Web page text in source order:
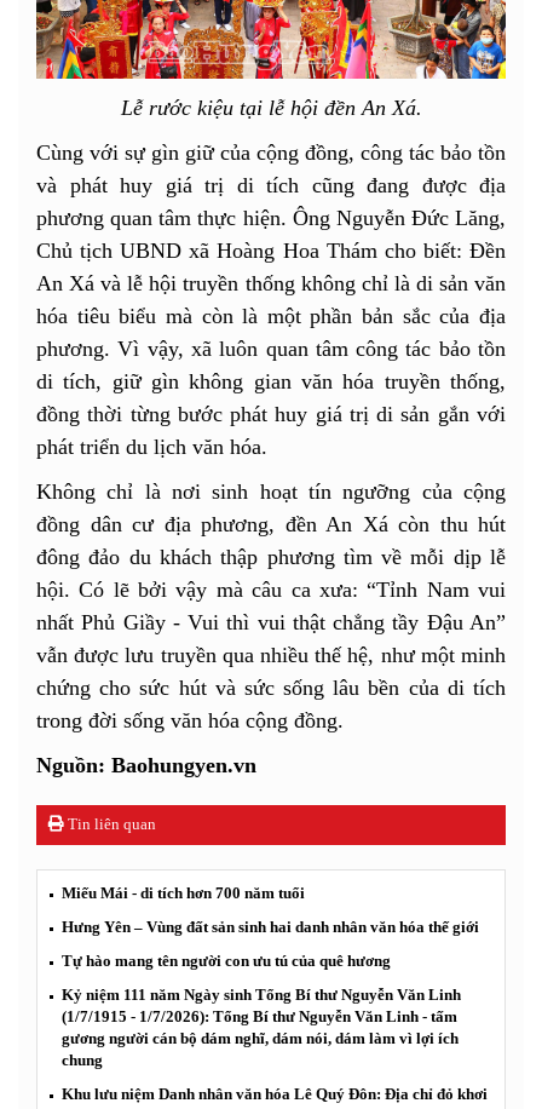
Lễ rước kiệu tại lễ hội đền An Xá.
Cùng với sự gìn giữ của cộng đồng, công tác bảo tồn
và phát huy giá trị di tích cũng đang được địa
phương quan tâm thực hiện. Ông Nguyễn Đức Lăng,
Chủ tịch UBND xã Hoàng Hoa Thám cho biết: Đền
An Xá và lễ hội truyền thống không chỉ là di sản văn
hóa tiêu biểu mà còn là một phần bản sắc của địa
phương. Vì vậy, xã luôn quan tâm công tác bảo tồn
di tích, giữ gìn không gian văn hóa truyền thống,
đồng thời từng bước phát huy giá trị di sản gắn với
phát triển du lịch văn hóa.
Không chỉ là nơi sinh hoạt tín ngưỡng của cộng
đồng dân cư địa phương, đền An Xá còn thu hút
đông đảo du khách thập phương tìm về mỗi dịp lễ
hội. Có lẽ bởi vậy mà câu ca xưa: “Tỉnh Nam vui
nhất Phủ Giầy - Vui thì vui thật chẳng tầy Đậu An”
vẫn được lưu truyền qua nhiều thế hệ, như một minh
chứng cho sức hút và sức sống lâu bền của di tích
trong đời sống văn hóa cộng đồng.
Nguồn: Baohungyen.vn
Tin liên quan
Miếu Mái - di tích hơn 700 năm tuổi
Hưng Yên – Vùng đất sản sinh hai danh nhân văn hóa thế giới
Tự hào mang tên người con ưu tú của quê hương
Kỷ niệm 111 năm Ngày sinh Tổng Bí thư Nguyễn Văn Linh
(1/7/1915 - 1/7/2026): Tổng Bí thư Nguyễn Văn Linh - tấm
gương người cán bộ dám nghĩ, dám nói, dám làm vì lợi ích
chung
Khu lưu niệm Danh nhân văn hóa Lê Quý Đôn: Địa chỉ đỏ khơi